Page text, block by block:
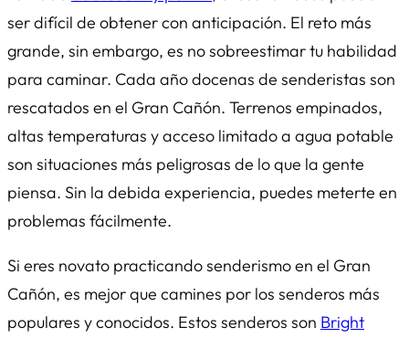
ser difícil de obtener con anticipación. El reto más
grande, sin embargo, es no sobreestimar tu habilidad
para caminar. Cada año docenas de senderistas son
rescatados en el Gran Cañón. Terrenos empinados,
altas temperaturas y acceso limitado a agua potable
son situaciones más peligrosas de lo que la gente
piensa. Sin la debida experiencia, puedes meterte en
problemas fácilmente.
Si eres novato practicando senderismo en el Gran
Cañón, es mejor que camines por los senderos más
populares y conocidos. Estos senderos son Bright